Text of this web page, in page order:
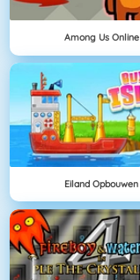
Among Us Online
Eiland Opbouwen